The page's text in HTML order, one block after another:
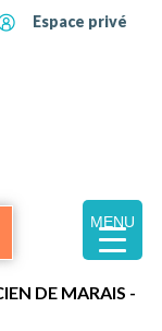
Espace privé
MENU
DE MARAIS -